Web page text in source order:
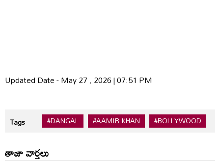
Updated Date - May 27 , 2026 | 07:51 PM
Tags #DANGAL #AAMIR KHAN #BOLLYWOOD
తాజా వార్తలు